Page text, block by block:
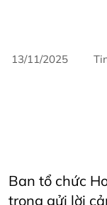
13/11/2025
Ban tổ chức
trọng gửi lời